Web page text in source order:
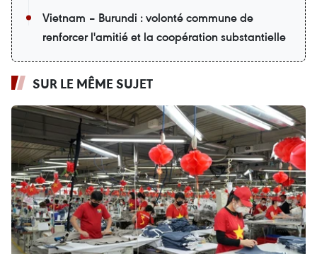
Vietnam – Burundi : volonté commune de
renforcer l'amitié et la coopération substantielle
SUR LE MÊME SUJET